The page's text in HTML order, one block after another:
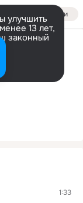
Войти
улучшить
13 лет,
законный
1:33